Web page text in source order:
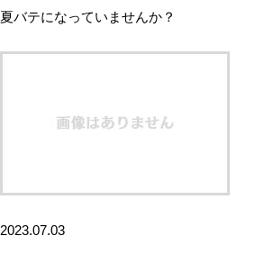
夏バテになっていませんか？
2023.07.03